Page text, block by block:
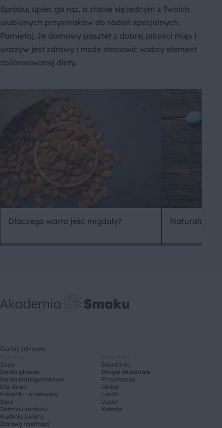
Spróbuj upiec go raz, a stanie się jednym z Twoich
ulubionych przysmaków do zadań specjalnych.
Pamiętaj, że domowy pasztet z dobrej jakości mięs i
warzyw jest zdrowy i może stanowić ważny element
zbilansowanej diety.
Dlaczego warto jeść migdały? Naturalne
Gotuj zdrowo
Zupy
Dania główne
Dania jednogarnkowe
Dla dzieci
Kiszonki i przetwory
Sosy
Sałatki i surówki
Kuchnie świata
Zdrowy fastfood
Śniadanie
Drugie śniadanie
Przystawka
Obiad
Lunch
Deser
Kolacja